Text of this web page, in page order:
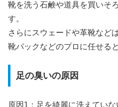
靴を洗う石鹸や道具を買いそ
す。
さらにスウェードや革靴など
靴パックなどのプロに任せる
足の臭いの原因
原因1：足を綺麗に洗えていな